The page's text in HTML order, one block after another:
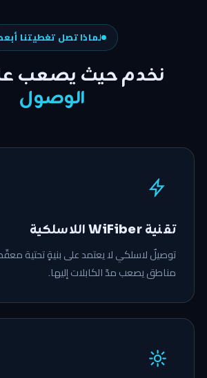
لماذا تصل تغطيتنا
نخدم حيث يصعب
الوصول
تقنية WiFiber اللاسلكية
توصيلٌ لاسلكي لا يعتمد على بنيةٍ تحتية
مناطق يصعب مدّ الكابلات إليها.